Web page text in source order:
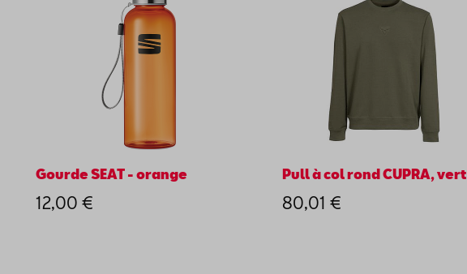
Gourde SEAT - orange
12,00 €
Pull à col rond CUPRA, vert
80,01 €